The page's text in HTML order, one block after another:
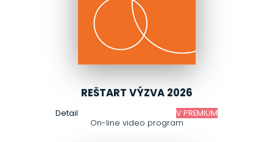
REŠTART VÝZVA 2026
On-line video program
Detail V PREMIUM